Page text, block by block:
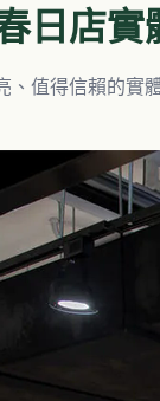
日店實
、值得信賴的實